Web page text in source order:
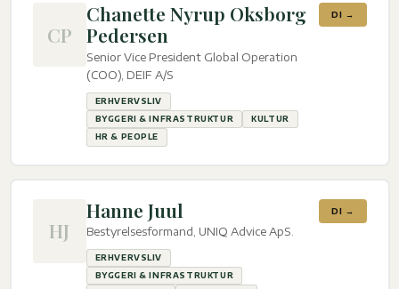
CP
Chanette Nyrup Oksborg
Pedersen
Senior Vice President Global Operation
(COO), DEIF A/S
ERHVERVSLIV
BYGGERI & INFRASTRUKTUR
KULTUR
HR & PEOPLE
DI →
HJ
Hanne Juul
Bestyrelsesformand, UNIQ Advice ApS.
ERHVERVSLIV
BYGGERI & INFRASTRUKTUR
DI →